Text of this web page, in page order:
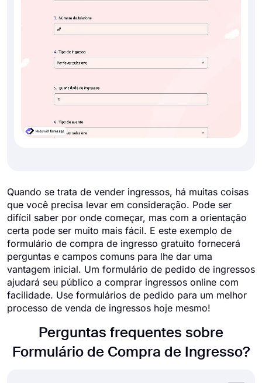
Quando se trata de vender ingressos, há muitas coisas
que você precisa levar em consideração. Pode ser
difícil saber por onde começar, mas com a orientação
certa pode ser muito mais fácil. E este exemplo de
formulário de compra de ingresso gratuito fornecerá
perguntas e campos comuns para lhe dar uma
vantagem inicial. Um formulário de pedido de ingressos
ajudará seu público a comprar ingressos online com
facilidade. Use formulários de pedido para um melhor
processo de venda de ingressos hoje mesmo!
Perguntas frequentes sobre
Formulário de Compra de Ingresso?